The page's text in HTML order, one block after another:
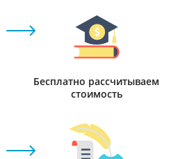
Бесплатно рассчитываем
стоимость